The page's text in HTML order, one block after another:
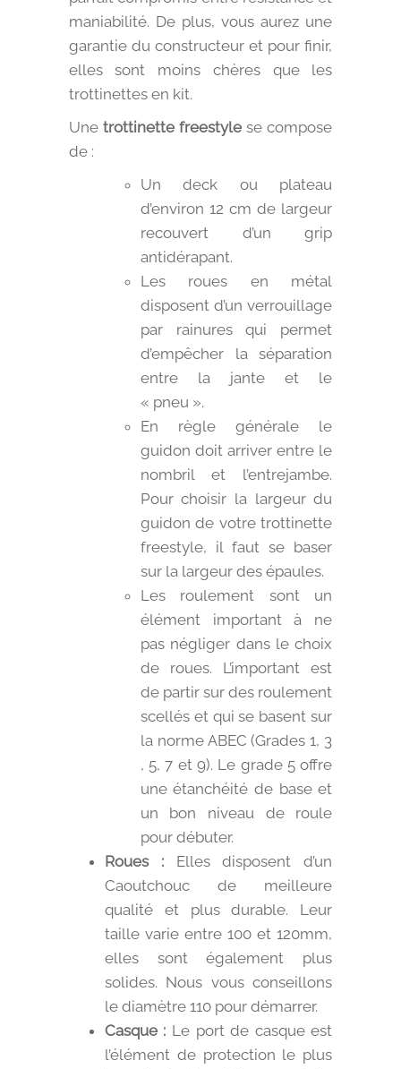
maniabilité. De plus, vous aurez une
garantie du constructeur et pour finir,
elles sont moins chères que les
trottinettes en kit.
Une trottinette freestyle se compose
de :
Un deck ou plateau
d’environ 12 cm de largeur
recouvert d’un grip
antidérapant.
Les roues en métal
disposent d’un verrouillage
par rainures qui permet
d’empêcher la séparation
entre la jante et le
« pneu ».
En règle générale le
guidon doit arriver entre le
nombril et l’entrejambe.
Pour choisir la largeur du
guidon de votre trottinette
freestyle, il faut se baser
sur la largeur des épaules.
Les roulement sont un
élément important à ne
pas négliger dans le choix
de roues. L’important est
de partir sur des roulement
scellés et qui se basent sur
la norme ABEC (Grades 1, 3
, 5, 7 et 9). Le grade 5 offre
une étanchéité de base et
un bon niveau de roule
pour débuter.
Roues :Elles disposent d’un
Caoutchouc de meilleure
qualité et plus durable. Leur
taille varie entre 100 et 120mm,
elles sont également plus
solides. Nous vous conseillons
le diamètre 110 pour démarrer.
Casque : Le port de casque est
l’élément de protection le plus